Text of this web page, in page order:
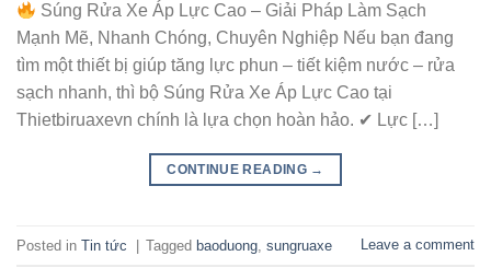
Súng Rửa Xe Áp Lực Cao – Giải Pháp Làm Sạch
Mạnh Mẽ, Nhanh Chóng, Chuyên Nghiệp Nếu bạn đang
tìm một thiết bị giúp tăng lực phun – tiết kiệm nước – rửa
sạch nhanh, thì bộ Súng Rửa Xe Áp Lực Cao tại
Thietbiruaxevn chính là lựa chọn hoàn hảo. ✔ Lực […]
CONTINUE READING →
Posted in Tin tức | Tagged baoduong sungruaxe Leave a comment